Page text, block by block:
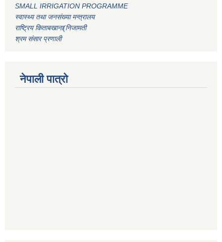
SMALL IRRIGATION PROGRAMME
स्वास्थ्य तथा जनसंख्या मन्त्रालय
राष्ट्रिय किताबखाना(निजामती
श्रम संसार प्रणाली
नेपाली पात्रो